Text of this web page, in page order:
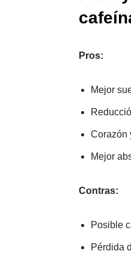
Pros:
Mejor
Corazón
Mejor
Contras:
Posible
Pérdida